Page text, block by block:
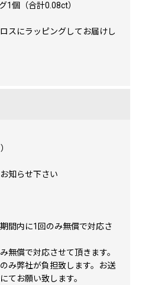
1個（合計0.08ct）
スにラッピングしてお届けし
知らせ下さい
間内に1回のみ無償で対応さ
無償で対応させて頂きます。
み弊社が負担致します。お送
てお願い致します。